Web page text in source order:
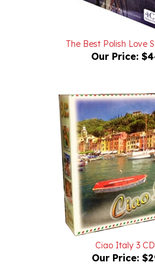
The Best Polish Love
Our Price:
Ciao Italy 3 CD
Our Price: